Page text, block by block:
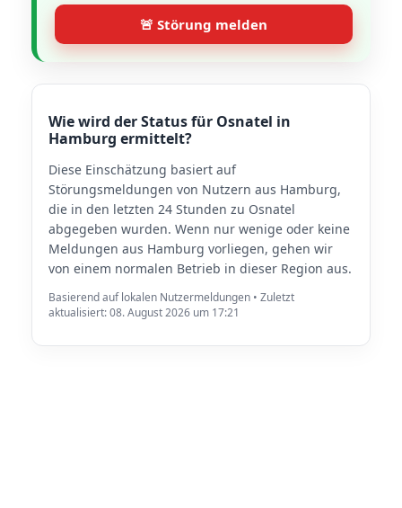
🚨 Störung melden
Wie wird der Status für Osnatel in
Hamburg ermittelt?
Diese Einschätzung basiert auf
Störungsmeldungen von Nutzern aus Hamburg,
die in den letzten 24 Stunden zu Osnatel
abgegeben wurden. Wenn nur wenige oder keine
Meldungen aus Hamburg vorliegen, gehen wir
von einem normalen Betrieb in dieser Region aus.
Basierend auf lokalen Nutzermeldungen • Zuletzt
aktualisiert: 08. August 2026 um 17:21